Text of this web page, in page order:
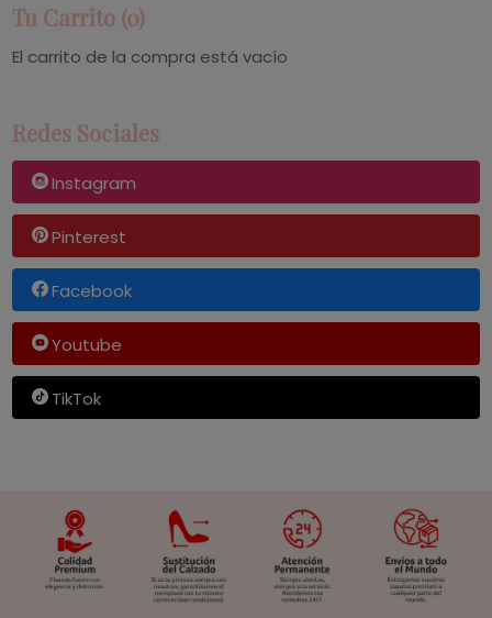
Tu Carrito (0)
El carrito de la compra está vacío
Redes Sociales
Instagram
Pinterest
Facebook
Youtube
TikTok